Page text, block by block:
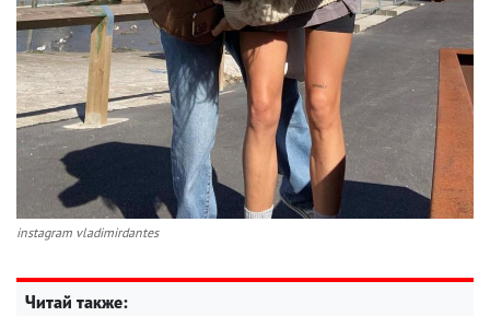
instagram vladimirdantes
Читай также: